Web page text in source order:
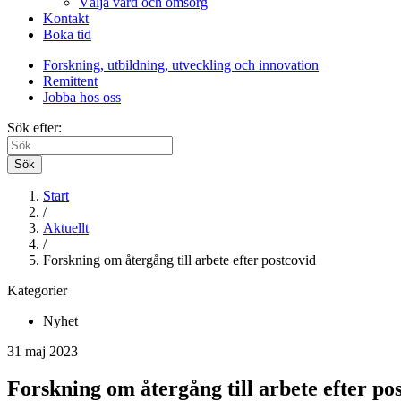
Kontakt
Boka tid
Forskning, utbildning, utveckling och innovation
Remittent
Jobba hos oss
Sök efter:
Sök
Start
/
Aktuellt
/
Forskning om återgång till arbete efter postcovid
Kategorier
Nyhet
31 maj 2023
Forskning om återgång till arbete efter